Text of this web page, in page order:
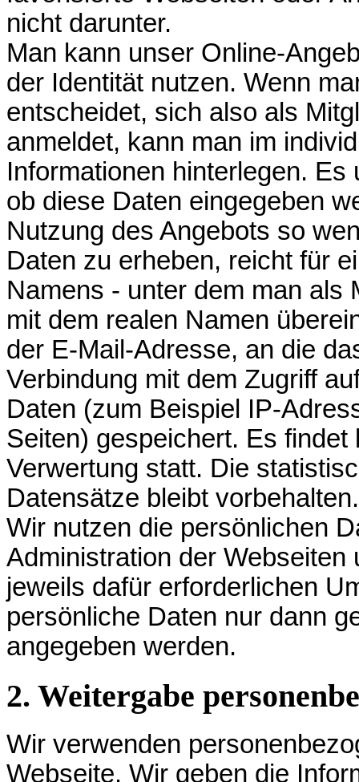
nicht darunter.
Man kann unser Online-
der Identität nutzen. Wenn
entscheidet, sich also als
anmeldet, kann man im
Informationen hinterlegen.
ob diese Daten eingegeben
Nutzung des Angebots so
Daten zu erheben, reicht für
Namens - unter dem man als
mit dem realen Namen
der E-Mail-Adresse, an die
Verbindung mit dem Zugriff
Daten (zum Beispiel IP-
Seiten) gespeichert. Es
Verwertung statt. Die
Datensätze bleibt vorbehalten.
Wir nutzen die persönlichen
Administration der
jeweils dafür erforderlichen
persönliche Daten nur dann
angegeben werden.
2. Weitergabe
Wir verwenden
Webseite. Wir geben die